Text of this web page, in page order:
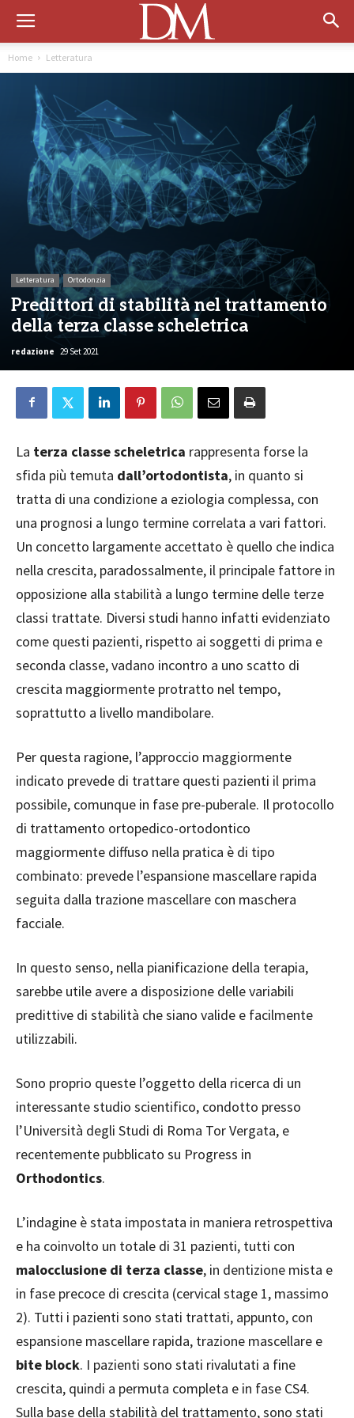
Home Letteratura
Letteratura Ortodonzia
Predittori di stabilità nel trattamento
della terza classe scheletrica
redazione 29 Set 2021
La terza classe scheletrica rappresenta forse la
sfida più temuta dall’ortodontista, in quanto si
tratta di una condizione a eziologia complessa, con
una prognosi a lungo termine correlata a vari fattori.
Un concetto largamente accettato è quello che indica
nella crescita, paradossalmente, il principale fattore in
opposizione alla stabilità a lungo termine delle terze
classi trattate. Diversi studi hanno infatti evidenziato
come questi pazienti, rispetto ai soggetti di prima e
seconda classe, vadano incontro a uno scatto di
crescita maggiormente protratto nel tempo,
soprattutto a livello mandibolare.
Per questa ragione, l’approccio maggiormente
indicato prevede di trattare questi pazienti il prima
possibile, comunque in fase pre-puberale. Il protocollo
di trattamento ortopedico-ortodontico
maggiormente diffuso nella pratica è di tipo
combinato: prevede l’espansione mascellare rapida
seguita dalla trazione mascellare con maschera
facciale.
In questo senso, nella pianificazione della terapia,
sarebbe utile avere a disposizione delle variabili
predittive di stabilità che siano valide e facilmente
utilizzabili.
Sono proprio queste l’oggetto della ricerca di un
interessante studio scientifico, condotto presso
l’Università degli Studi di Roma Tor Vergata, e
recentemente pubblicato su Progress in
Orthodontics.
L’indagine è stata impostata in maniera retrospettiva
e ha coinvolto un totale di 31 pazienti, tutti con
malocclusione di terza classe, in dentizione mista e
in fase precoce di crescita (cervical stage 1, massimo
2). Tutti i pazienti sono stati trattati, appunto, con
espansione mascellare rapida, trazione mascellare e
bite block. I pazienti sono stati rivalutati a fine
crescita, quindi a permuta completa e in fase CS4.
Sulla base della stabilità del trattamento, sono stati